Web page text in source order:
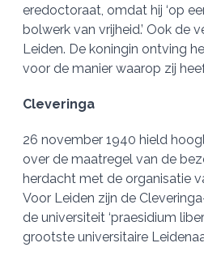
eredoctoraat, omdat hij ‘op
bolwerk van vrijheid.’ Ook de
Leiden. De koningin ontving
voor de manier waarop zij
Cleveringa
26 november 1940 hield
over de maatregel van de
herdacht met de organisatie
Voor Leiden zijn de
de universiteit ‘praesidium
grootste universitaire